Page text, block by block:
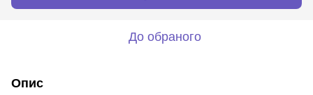
До обраного
Опис